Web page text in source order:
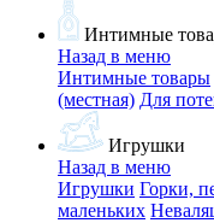
Интимные
Назад в меню
Интимные товары
(местная) Для
Игрушки
Назад в меню
Игрушки Горки,
маленьких